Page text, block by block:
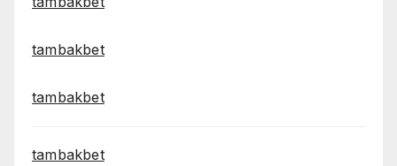
tambakbet
tambakbet
tambakbet